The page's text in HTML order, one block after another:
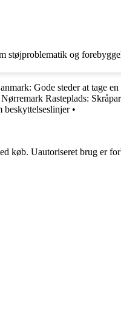
støjproblematik og
Gode steder at tage en
Nørremark Rasteplads:
beskyttelseslinjer•
køb. Uautoriseret brug er